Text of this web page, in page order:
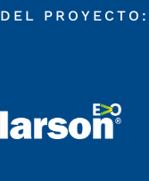
PROYECTO: